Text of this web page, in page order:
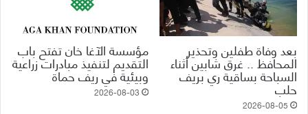
بعد وفاة طفلين وتحذير
المحافظ .. غرق شابين أثناء
السباحة بساقية ري بريف
حلب
2026-08-05
مؤسسة الآغا خان تفتح باب
التقديم لتنفيذ مبادرات زراعية
وبيئية في ريف حماة
2026-08-03